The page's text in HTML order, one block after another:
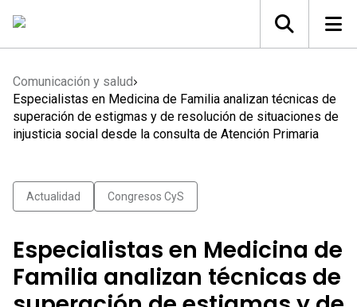
Comunicación y salud
Especialistas en Medicina de Familia analizan técnicas de
superación de estigmas y de resolución de situaciones de
injusticia social desde la consulta de Atención Primaria
Actualidad Congresos CyS
Especialistas en Medicina de
Familia analizan técnicas de